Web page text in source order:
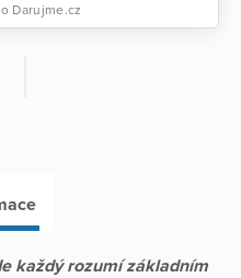
Darujme.cz
každý rozumí základním